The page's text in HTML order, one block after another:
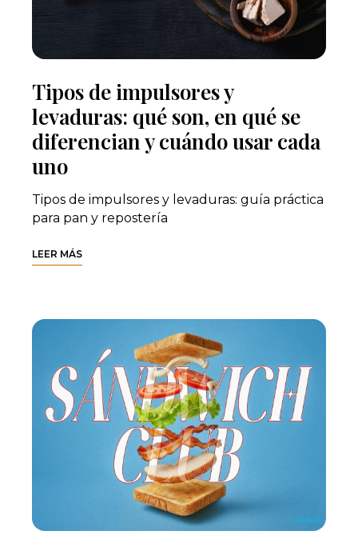
Tipos de impulsores y
levaduras: qué son, en qué se
diferencian y cuándo usar cada
uno
Tipos de impulsores y levaduras: guía práctica
para pan y repostería
LEER MÁS